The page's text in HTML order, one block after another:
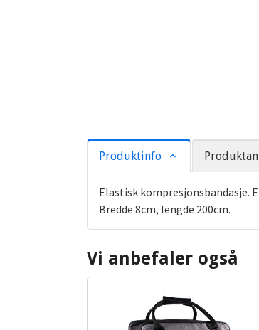
Produktinfo
Elastisk kompresjonsbandasje.
Bredde 8cm, lengde 200cm.
Vi anbefaler også